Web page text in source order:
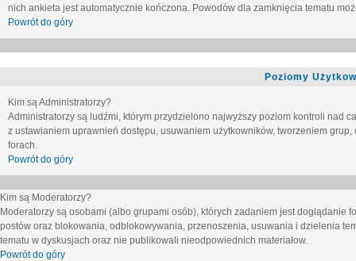
nich ankieta jest automatycznie kończona. Powodów dla zamknięcia tematu
Powrót do góry
Poziomy
Kim są Administratorzy?
Administratorzy są ludźmi, którym przydzielono najwyższy poziom kontroli nad
z ustawianiem uprawnień dostępu, usuwaniem użytkowników, tworzeniem
forach.
Powrót do góry
Kim są Moderatorzy?
Moderatorzy są osobami (albo grupami osób), których zadaniem jest
postów oraz blokowania, odblokowywania, przenoszenia, usuwania i dzielenia
tematu w dyskusjach oraz nie publikowali nieodpowiednich materiałow.
Powrót do góry